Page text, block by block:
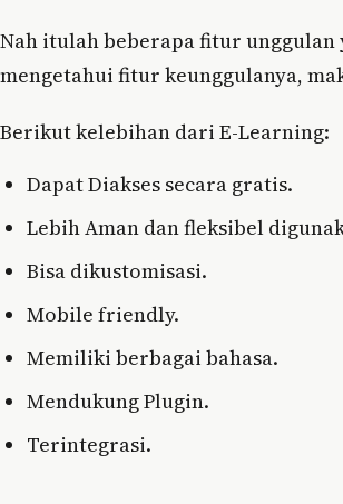
Nah itulah beberapa fitur unggulan
mengetahui fitur keunggulanya,
Berikut kelebihan dari E-Learning:
Dapat Diakses secara gratis.
Lebih Aman dan fleksibel
Bisa dikustomisasi.
Mobile friendly.
Memiliki berbagai bahasa.
Mendukung Plugin.
Terintegrasi.